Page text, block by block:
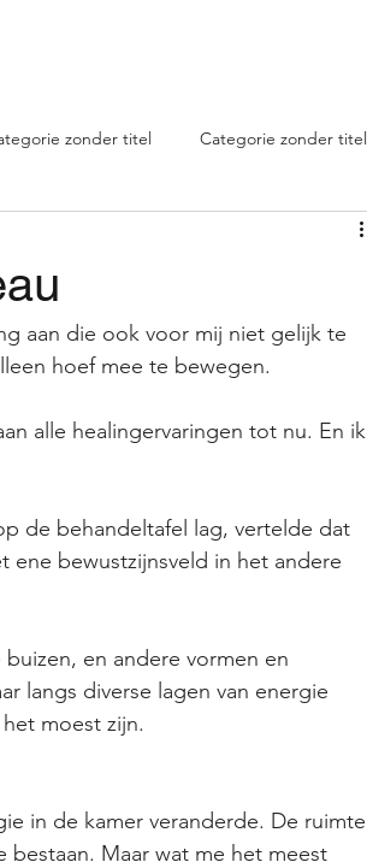
zonder titel Categorie zonder titel
aan die ook voor mij niet gelijk te
hoef mee te bewegen.
alle healingervaringen tot nu. En ik
de behandeltafel lag, vertelde dat
ene bewustzijnsveld in het andere
en andere vormen en
langs diverse lagen van energie
moest zijn.
in de kamer veranderde. De ruimte
bestaan. Maar wat me het meest